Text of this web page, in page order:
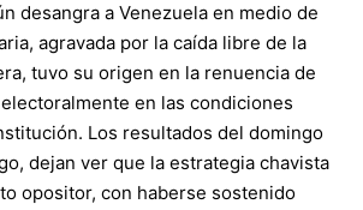
desangra a Venezuela en medio de
agravada por la caída libre de la
tuvo su origen en la renuencia de
en las condiciones
Los resultados del domingo
dejan ver que la estrategia chavista
opositor, con haberse sostenido